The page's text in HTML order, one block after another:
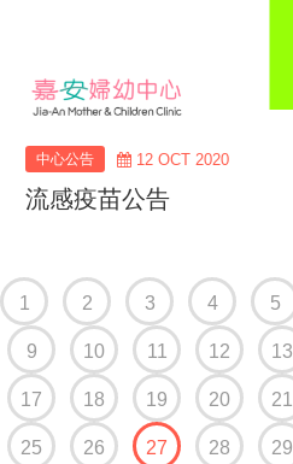
中心公告 12 OCT 2020
流感疫苗公告
1 2 3 4 5
9 10 11 12 13
17 18 19 20 21
25 26 27 (current)
28 29